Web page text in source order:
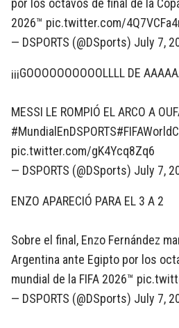
por los octavos de final de la
2026™ pic.twitter.com/
— DSPORTS (@DSports) July 7,
¡¡¡GOOOOOOOOOOLLLL DE
MESSI LE ROMPIÓ EL ARCO A
#MundialEnDSPORTS
pic.twitter.com/gK4Ycq8Zq6
— DSPORTS (@DSports) July 7,
ENZO APARECIÓ PARA EL 3 A 2
Sobre el final, Enzo Fernández
Argentina ante Egipto por los
mundial de la FIFA 2026™
— DSPORTS (@DSports) July 7,